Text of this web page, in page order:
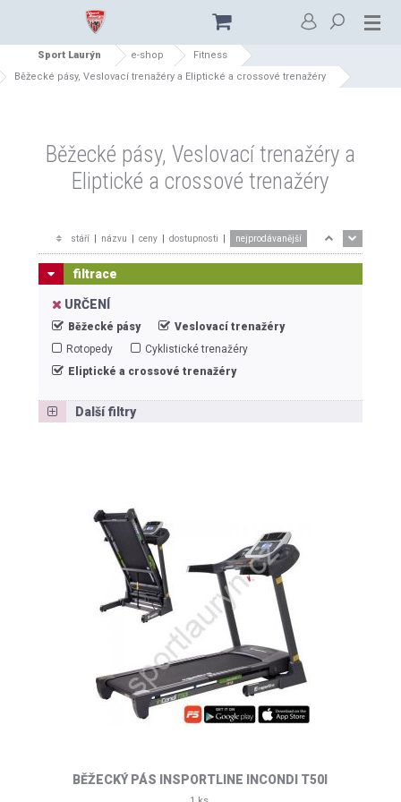
Sport Laurýn e-shop
Fitness
Běžecké pásy, Veslovací trenažéry a Eliptické a crossové trenažéry
Běžecké pásy, Veslovací trenažéry a
Eliptické a crossové trenažéry
stáří názvu ceny dostupnosti nejprodávanější
filtrace
URČENÍ
Běžecké pásy
Veslovací trenažéry
Rotopedy
Cyklistické trenažéry
Eliptické a crossové trenažéry
Další filtry
BĚŽECKÝ PÁS INSPORTLINE INCONDI T50I